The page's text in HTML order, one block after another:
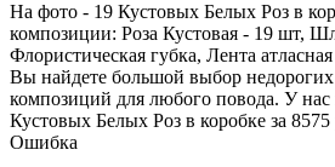
На фото - 19 Кустовых Белых Роз в
композиции: Роза Кустовая - 19 шт,
Флористическая губка, Лента
Вы найдете большой выбор
композиций для любого повода. У нас
Кустовых Белых Роз в коробке за 8575
Ошибка